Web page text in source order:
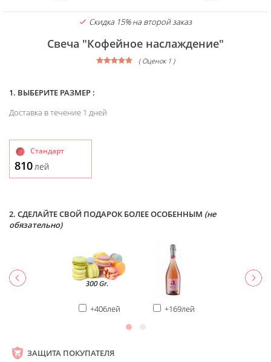
Скидка 15% на второй заказ
Свеча "Кофейное наслаждение"
( Оценок 1 )
1. ВЫБЕРИТЕ РАЗМЕР :
Доставка в течение 1 дней
Стандарт
810лей
2. СДЕЛАЙТЕ СВОЙ ПОДАРОК БОЛЕЕ ОСОБЕННЫМ (не
обязательно)
+406лей +169лей
ЗАЩИТА ПОКУПАТЕЛЯ